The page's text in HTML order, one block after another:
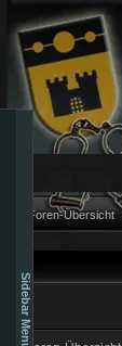
Sidebar Menu
Foren-Übersicht